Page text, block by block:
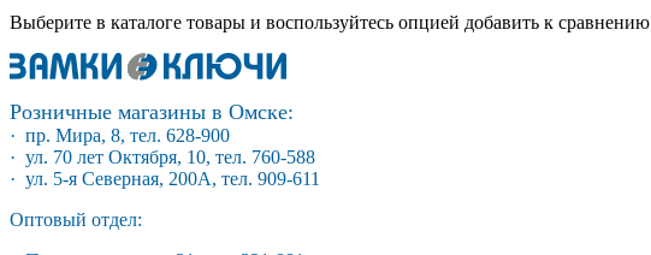
Выберите в каталоге товары и воспользуйтесь опцией добавить к сравнению
Розничные магазины в Омске:
· пр. Мира, 8, тел. 628-900
· ул. 70 лет Октября, 10, тел. 760-588
· ул. 5-я Северная, 200А, тел. 909-611
Оптовый отдел: